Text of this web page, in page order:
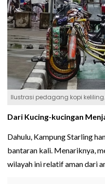
Ilustrasi pedagang kopi
Dari Kucing-kucingan
Dahulu, Kampung Starling
bantaran kali. Menariknya,
wilayah ini relatif aman dari